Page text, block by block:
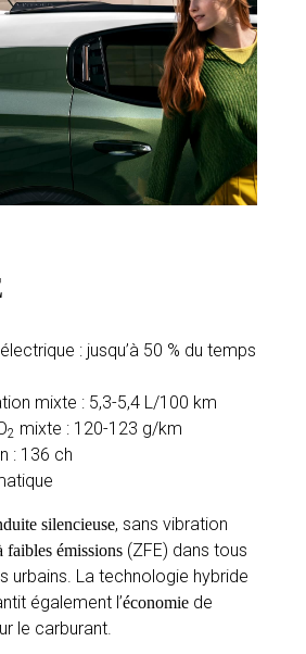
: jusqu’à 50 % du temps
mixte : 5,3-5,4 L/100 km
2 mixte : 120-123 g/km
: 136 ch
silencieuse, sans vibration
faibles émissions (ZFE) dans tous
urbains. La technologie hybride
également l’économie de
le carburant.